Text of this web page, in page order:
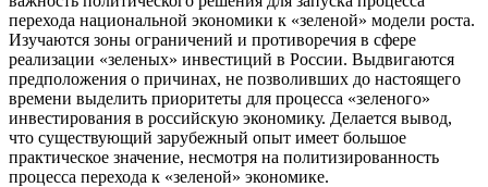
перехода национальной экономики к «зеленой» модели роста.
Изучаются зоны ограничений и противоречия в сфере
реализации «зеленых» инвестиций в России. Выдвигаются
предположения о причинах, не позволивших до настоящего
времени выделить приоритеты для процесса «зеленого»
инвестирования в российскую экономику. Делается вывод,
что существующий зарубежный опыт имеет большое
практическое значение, несмотря на политизированность
процесса перехода к «зеленой» экономике.